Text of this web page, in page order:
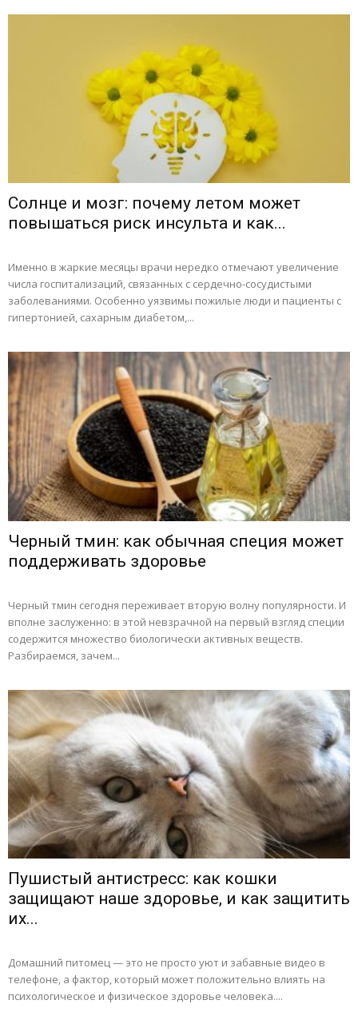
Солнце и мозг: почему летом может
повышаться риск инсульта и как...
Именно в жаркие месяцы врачи нередко отмечают увеличение
числа госпитализаций, связанных с сердечно-сосудистыми
заболеваниями. Особенно уязвимы пожилые люди и пациенты с
гипертонией, сахарным диабетом,...
Черный тмин: как обычная специя может
поддерживать здоровье
Черный тмин сегодня переживает вторую волну популярности. И
вполне заслуженно: в этой невзрачной на первый взгляд специи
содержится множество биологически активных веществ.
Разбираемся, зачем...
Пушистый антистресс: как кошки
защищают наше здоровье, и как защитить
их...
Домашний питомец — это не просто уют и забавные видео в
телефоне, а фактор, который может положительно влиять на
психологическое и физическое здоровье человека....